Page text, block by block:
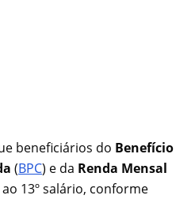
beneficiários do Benefício
(BPC) e da Renda Mensal
13º salário, conforme